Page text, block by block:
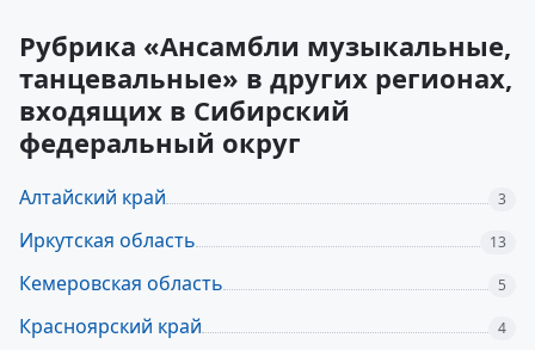
Рубрика «Ансамбли музыкальные,
танцевальные» в других регионах,
входящих в Сибирский
федеральный округ
Алтайский край 3
Иркутская область 13
Кемеровская область 5
Красноярский край 4